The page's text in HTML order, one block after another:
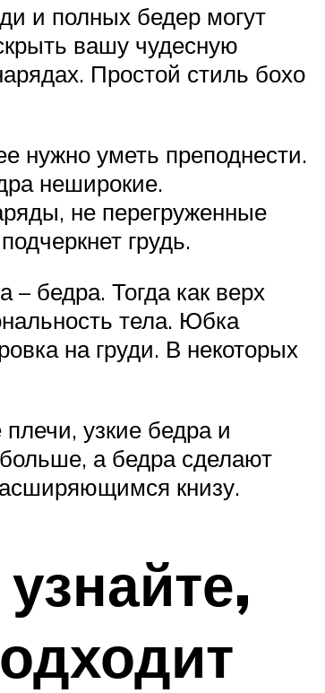
и полных бедер могут
вашу чудесную
Простой стиль бохо
нужно уметь преподнести.
неширокие.
не перегруженные
грудь.
бедра. Тогда как верх
тела. Юбка
на груди. В некоторых
узкие бедра и
а бедра сделают
книзу.